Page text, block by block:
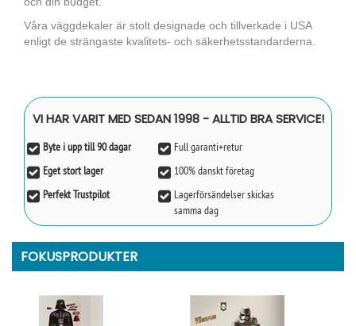
Våra väggdekaler är stolt designade och tillverkade i USA
enligt de strängaste kvalitets- och säkerhetsstandarderna.
VI HAR VARIT MED SEDAN 1998 - ALLTID BRA SERVICE!
Byte i upp till 90 dagar
Full garanti+retur
Eget stort lager
100% danskt företag
Perfekt Trustpilot
Lagerförsändelser skickas
samma dag
FOKUSPRODUKTER